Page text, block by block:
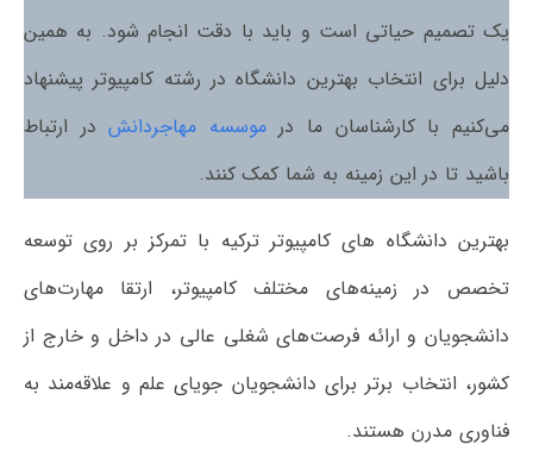
یک تصمیم حیاتی است و باید با دقت انجام شود. به همین
دلیل برای انتخاب بهترین دانشگاه در رشته کامپیوتر پیشنهاد
می‌کنیم با کارشناسان ما درموسسه مهاجردانشدر ارتباط
باشید تا در این زمینه به شما کمک کنند.
بهترین دانشگاه های کامپیوتر ترکیه با تمرکز بر روی توسعه
تخصص در زمینه‌های مختلف کامپیوتر، ارتقا مهارت‌های
دانشجویان و ارائه فرصت‌های شغلی عالی در داخل و خارج از
کشور، انتخاب برتر برای دانشجویان جویای علم و علاقه‌مند به
فناوری مدرن هستند.